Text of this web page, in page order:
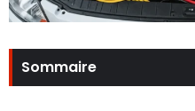
Sommaire